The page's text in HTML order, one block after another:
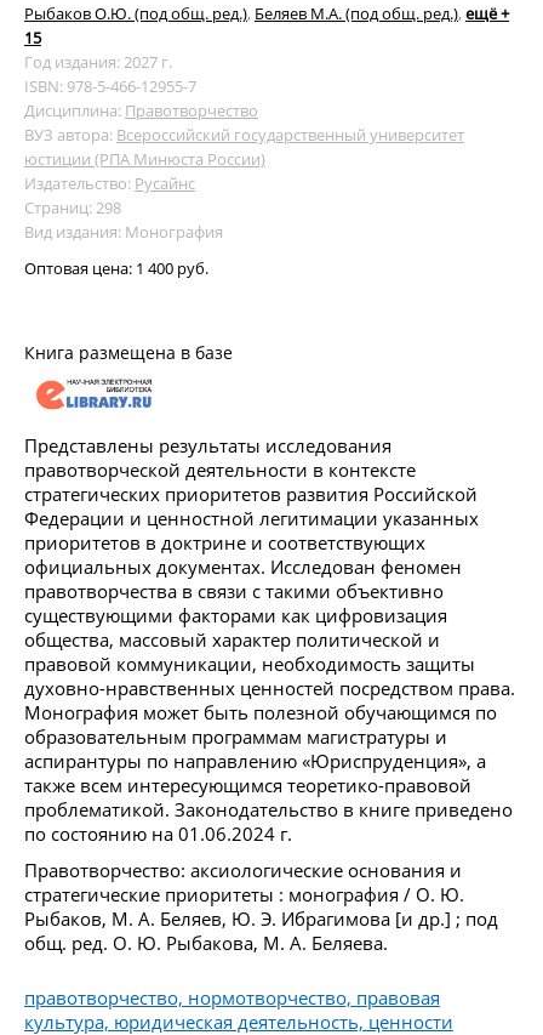
Рыбаков О.Ю. (под общ. ред.), Беляев М.А. (под общ. ред.), ещё +
15
Год издания: 2027 г.
ISBN: 978-5-466-12955-7
Дисциплина: Правотворчество
ВУЗ автора: Всероссийский государственный университет
юстиции (РПА Минюста России)
Издательство: Русайнс
Страниц: 298
Вид издания: Монография
Оптовая цена: 1 400 руб.
Книга размещена в базе
Представлены результаты исследования
правотворческой деятельности в контексте
стратегических приоритетов развития Российской
Федерации и ценностной легитимации указанных
приоритетов в доктрине и соответствующих
официальных документах. Исследован феномен
правотворчества в связи с такими объективно
существующими факторами как цифровизация
общества, массовый характер политической и
правовой коммуникации, необходимость защиты
духовно-нравственных ценностей посредством права.
Монография может быть полезной обучающимся по
образовательным программам магистратуры и
аспирантуры по направлению «Юриспруденция», а
также всем интересующимся теоретико-правовой
проблематикой. Законодательство в книге приведено
по состоянию на 01.06.2024 г.
Правотворчество: аксиологические основания и
стратегические приоритеты : монография / О. Ю.
Рыбаков, М. А. Беляев, Ю. Э. Ибрагимова [и др.] ; под
общ. ред. О. Ю. Рыбакова, М. А. Беляева.
правотворчество, нормотворчество, правовая
культура, юридическая деятельность, ценности